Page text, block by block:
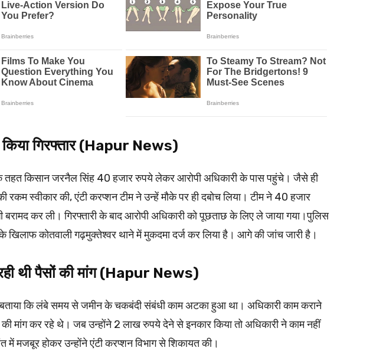
किया गिरफ्तार (Hapur News)
तहत किसान जरनैल सिंह 40 हजार रुपये लेकर आरोपी अधिकारी के पास पहुंचे। जैसे ही
रकम स्वीकार की, एंटी करप्शन टीम ने उन्हें मौके पर ही दबोच लिया। टीम ने 40 हजार
बरामद कर ली। गिरफ्तारी के बाद आरोपी अधिकारी को पूछताछ के लिए ले जाया गया।पुलिस
खिलाफ कोतवाली गढ़मुक्तेश्वर थाने में मुकदमा दर्ज कर लिया है। आगे की जांच जारी है।
थी पैसों की मांग (Hapur News)
कि लंबे समय से जमीन के चकबंदी संबंधी काम अटका हुआ था। अधिकारी काम कराने
मांग कर रहे थे। जब उन्होंने 2 लाख रुपये देने से इनकार किया तो अधिकारी ने काम नहीं
मजबूर होकर उन्होंने एंटी करप्शन विभाग से शिकायत की।